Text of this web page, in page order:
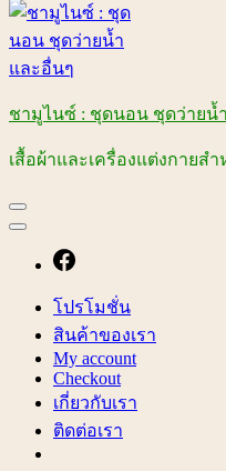
ชามูไนซ์ : ชุดนอน ชุดว่ายน้
เสื้อผ้าและเครื่องแต่งกายส
โปรโมชั่น
สินค้าของเรา
My account
Checkout
เกี่ยวกับเรา
ติดต่อเรา